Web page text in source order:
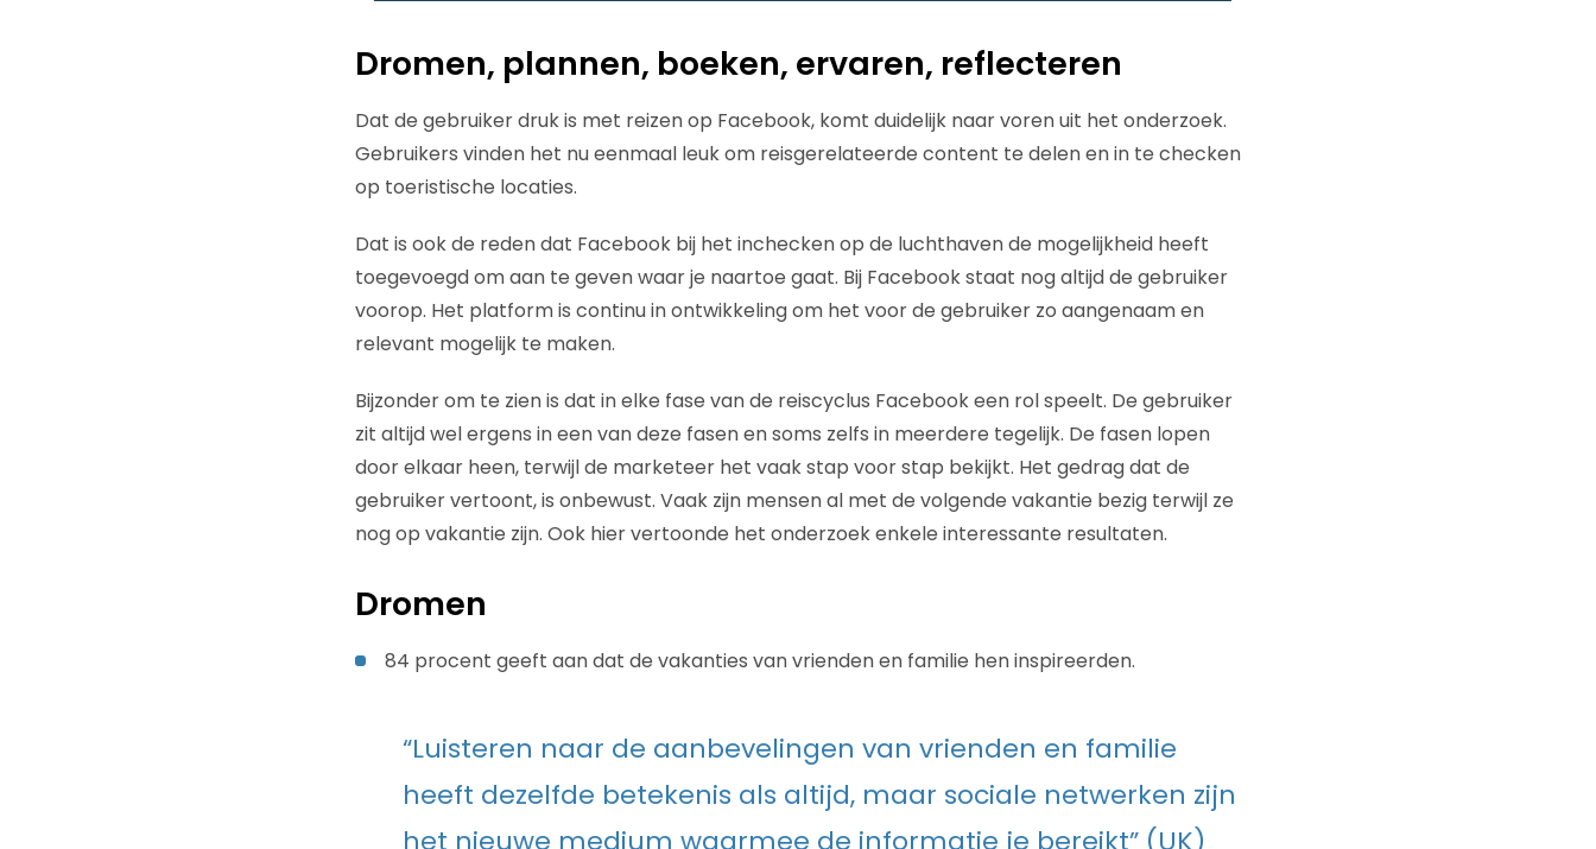
Dromen, plannen, boeken, ervaren, reflecteren
Dat de gebruiker druk is met reizen op Facebook, komt duidelijk naar voren uit het onderzoek.
Gebruikers vinden het nu eenmaal leuk om reisgerelateerde content te delen en in te checken
op toeristische locaties.
Dat is ook de reden dat Facebook bij het inchecken op de luchthaven de mogelijkheid heeft
toegevoegd om aan te geven waar je naartoe gaat. Bij Facebook staat nog altijd de gebruiker
voorop. Het platform is continu in ontwikkeling om het voor de gebruiker zo aangenaam en
relevant mogelijk te maken.
Bijzonder om te zien is dat in elke fase van de reiscyclus Facebook een rol speelt. De gebruiker
zit altijd wel ergens in een van deze fasen en soms zelfs in meerdere tegelijk. De fasen lopen
door elkaar heen, terwijl de marketeer het vaak stap voor stap bekijkt. Het gedrag dat de
gebruiker vertoont, is onbewust. Vaak zijn mensen al met de volgende vakantie bezig terwijl ze
nog op vakantie zijn. Ook hier vertoonde het onderzoek enkele interessante resultaten.
Dromen
84 procent geeft aan dat de vakanties van vrienden en familie hen inspireerden.
“Luisteren naar de aanbevelingen van vrienden en familie
heeft dezelfde betekenis als altijd, maar sociale netwerken zijn
het nieuwe medium waarmee de informatie je bereikt” (UK)